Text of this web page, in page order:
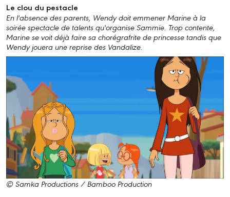
Le clou du pestacle
En l'absence des parents, Wendy doit emmener Marine à la
soirée spectacle de talents qu'organise Sammie. Trop contente,
Marine se voit déjà faire sa chorégrafrite de princesse tandis que
Wendy jouera une reprise des Vandalize.
© Samka Productions / Bamboo Production